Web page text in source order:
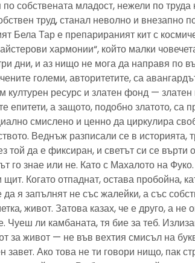
по собствената младост, нежели по
труд, станал неволно и внезапно
Бела Тар е препарираният кит с
хармонии“, който малки
дни, и аз нищо не мога да направя по
големи, авторитетите, са
културен ресурс и златен фонд — златен
епитети, а защото, подобно златото, са
смислено и ценно да циркулира
Веднъж разписали се в историята,
той да е фиксиран, и светът си се върти
го знае или не. Като с Махалото на
Когато отпаднат, остава пробойна,
да я запълнят не със жалейки, а със
живот. Затова казах, че е друго, а не
Чуеш ли камбаната, тя бие за теб.
за живот — не във вехтия смисъл на
завет. Ако това не ти говори нищо, пак